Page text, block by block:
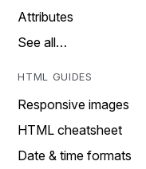
Attributes
See all…
HTML GUIDES
Responsive images
HTML cheatsheet
Date & time formats